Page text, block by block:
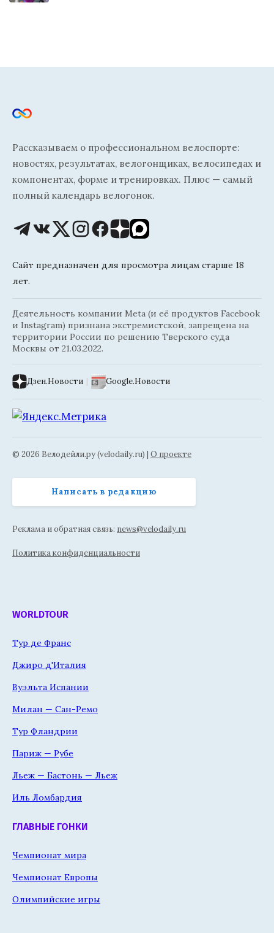
Рассказываем о профессиональном велоспорте:
новостях, результатах, велогонщиках, велосипедах и
компонентах, форме и тренировках. Плюс — самый
полный календарь велогонок.
Сайт предназначен для просмотра лицам старше 18
лет.
Деятельность компании Meta (и её продуктов Facebook
и Instagram) признана экстремистской, запрещена на
территории России по решению Тверского суда
Москвы от 21.03.2022.
Дзен.Новости | Google.Новости
© 2026 Велодейли.ру (velodaily.ru) | О проекте
Написать в редакцию
Реклама и обратная связь: news@velodaily.ru
Политика конфиденциальности
WORLDTOUR
Тур де Франс
Джиро д'Италия
Вуэльта Испании
Милан — Сан-Ремо
Тур Фландрии
Париж — Рубе
Льеж — Бастонь — Льеж
Иль Ломбардия
ГЛАВНЫЕ ГОНКИ
Чемпионат мира
Чемпионат Европы
Олимпийские игры